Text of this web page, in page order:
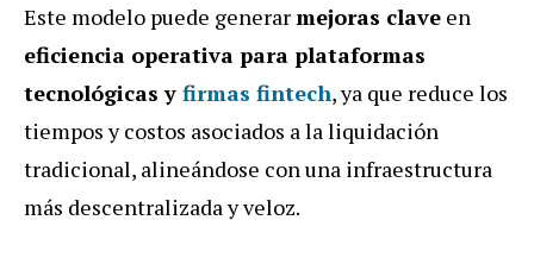
Este modelo puede generarmejoras clave en
eficiencia operativa para plataformas
tecnológicas y firmas fintech, ya que reduce los
tiempos y costos asociados a la liquidación
tradicional, alineándose con una infraestructura
más descentralizada y veloz.